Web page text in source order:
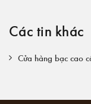
Các tin khác
Cửa hàng bạc cao